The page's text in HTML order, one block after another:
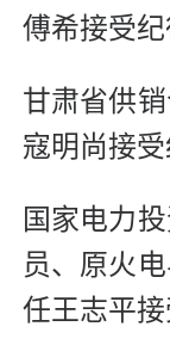
傅希接受
甘肃省供
寇明尚接
国家电力
员、原火
任王志平